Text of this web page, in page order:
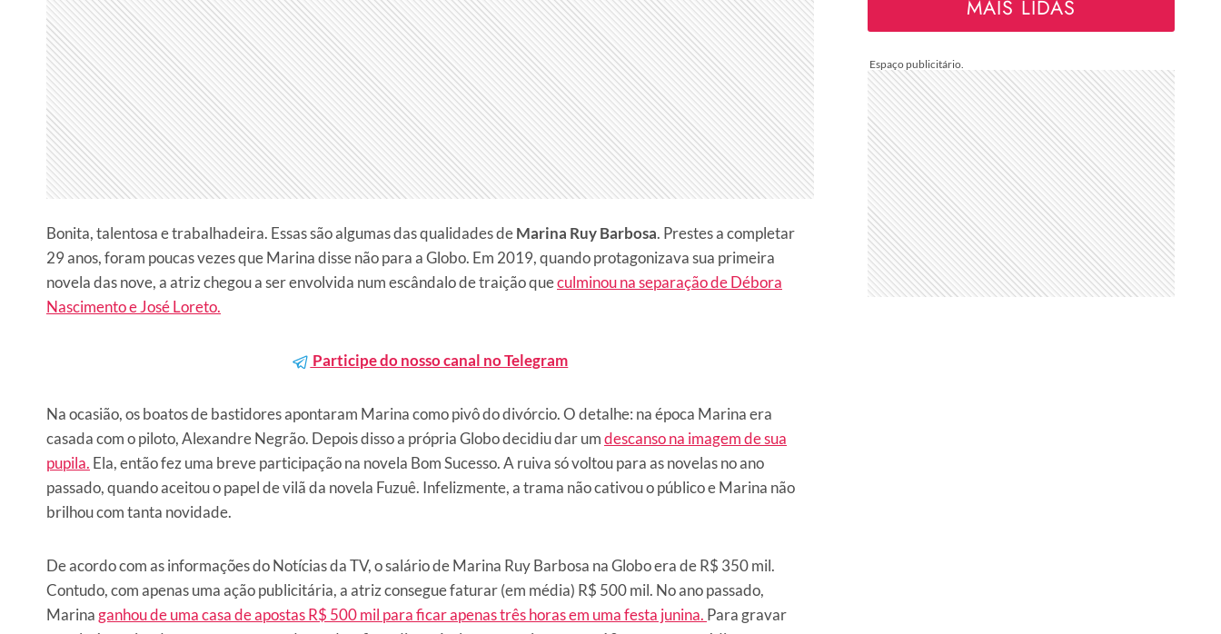
Bonita, talentosa e trabalhadeira. Essas são algumas das qualidades deMarina Ruy Barbosa. Prestes a completar
29 anos, foram poucas vezes que Marina disse não para a Globo. Em 2019, quando protagonizava sua primeira
novela das nove, a atriz chegou a ser envolvida num escândalo de traição queculminou na separação de Débora
Nascimento e José Loreto.
Participe do nosso canal no Telegram
Na ocasião, os boatos de bastidores apontaram Marina como pivô do divórcio. O detalhe: na época Marina era
casada com o piloto, Alexandre Negrão. Depois disso a própria Globo decidiu dar umdescanso na imagem de sua
pupila. Ela, então fez uma breve participação na novela Bom Sucesso. A ruiva só voltou para as novelas no ano
passado, quando aceitou o papel de vilã da novela Fuzuê. Infelizmente, a trama não cativou o público e Marina não
brilhou com tanta novidade.
De acordo com as informações do Notícias da TV, o salário de Marina Ruy Barbosa na Globo era de R$ 350 mil.
Contudo, com apenas uma ação publicitária, a atriz consegue faturar (em média) R$ 500 mil. No ano passado,
Marinaganhou de uma casa de apostas R$ 500 mil para ficar apenas três horas em uma festa junina. Para gravar
MAIS LIDAS